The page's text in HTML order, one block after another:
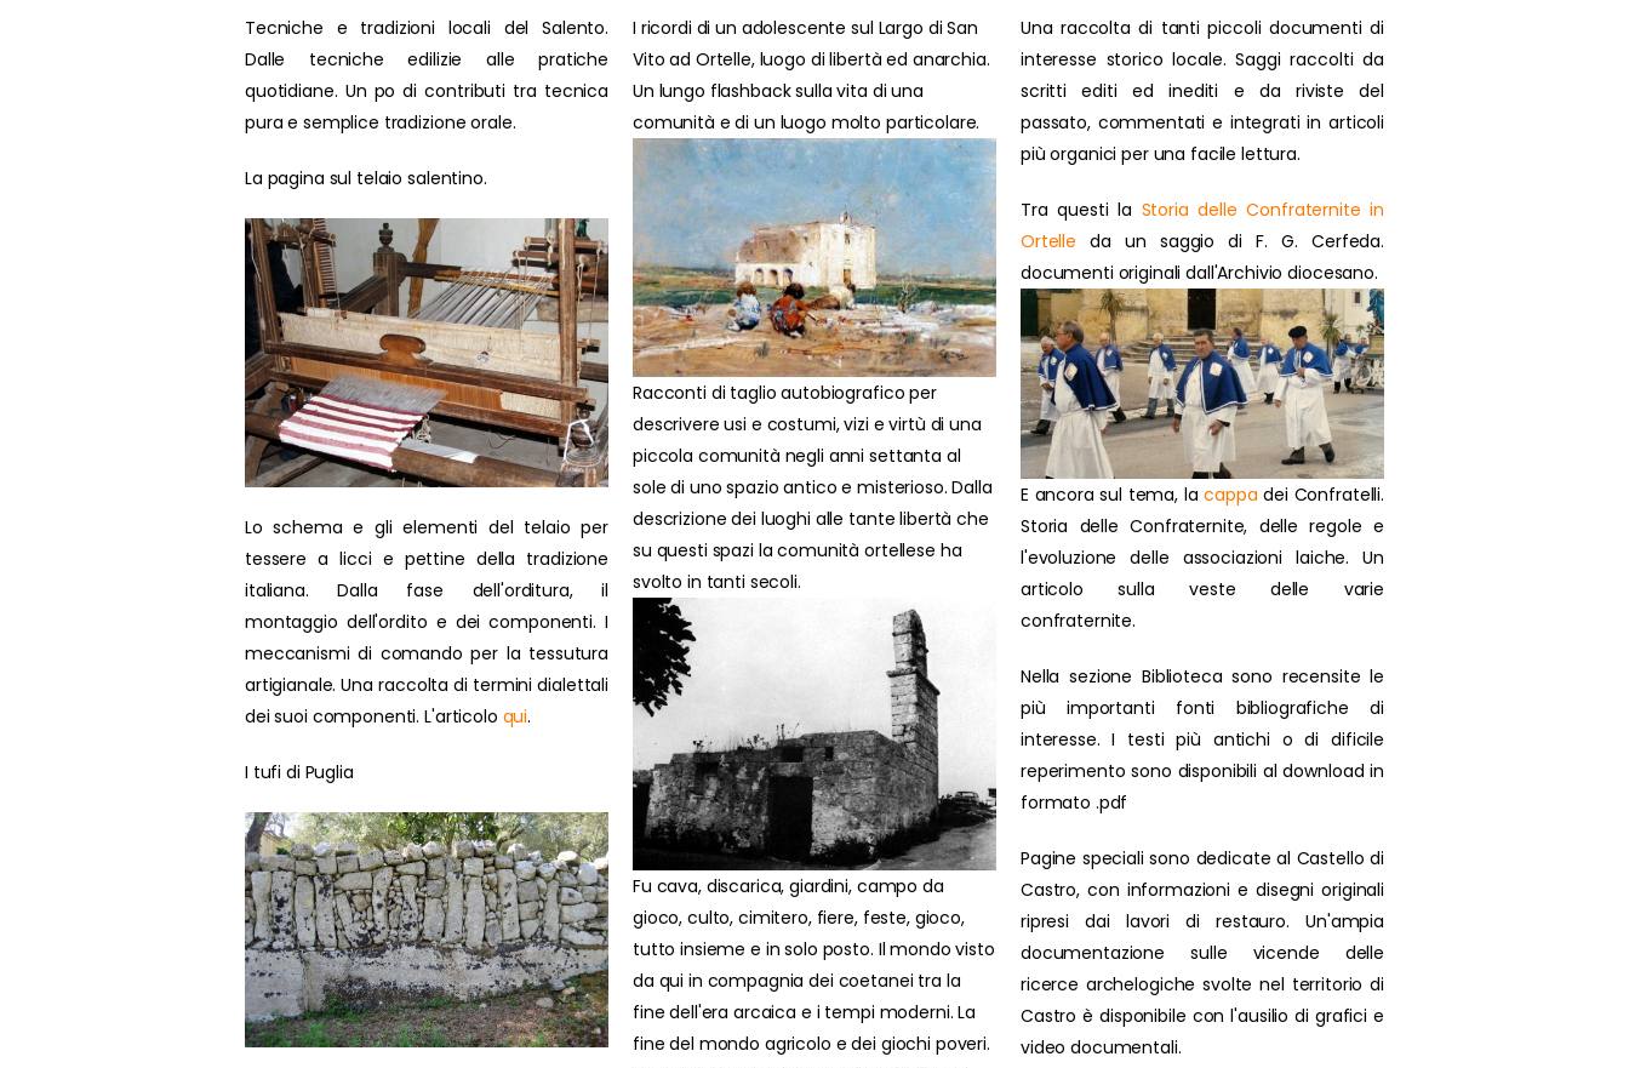
Tecniche e tradizioni locali del Salento.
Dalle tecniche edilizie alle pratiche
quotidiane. Un po di contributi tra tecnica
pura e semplice tradizione orale.
La pagina sul telaio salentino.
Lo schema e gli elementi del telaio per
tessere a licci e pettine della tradizione
italiana. Dalla fase dell'orditura, il
montaggio dell'ordito e dei componenti. I
meccanismi di comando per la tessutura
artigianale. Una raccolta di termini dialettali
dei suoi componenti. L'articolo qui.
I tufi di Puglia
I ricordi di un adolescente sul Largo di San
Vito ad Ortelle, luogo di libertà ed anarchia.
Un lungo flashback sulla vita di una
comunità e di un luogo molto particolare.
Racconti di taglio autobiografico per
descrivere usi e costumi, vizi e virtù di una
piccola comunità negli anni settanta al
sole di uno spazio antico e misterioso. Dalla
descrizione dei luoghi alle tante libertà che
su questi spazi la comunità ortellese ha
svolto in tanti secoli.
Fu cava, discarica, giardini, campo da
gioco, culto, cimitero, fiere, feste, gioco,
tutto insieme e in solo posto. Il mondo visto
da qui in compagnia dei coetanei tra la
fine dell'era arcaica e i tempi moderni. La
fine del mondo agricolo e dei giochi poveri.
Una raccolta di tanti piccoli documenti di
interesse storico locale. Saggi raccolti da
scritti editi ed inediti e da riviste del
passato, commentati e integrati in articoli
più organici per una facile lettura.
Tra questi la Storia delle Confraternite in
Ortelle da un saggio di F. G. Cerfeda.
documenti originali dall'Archivio diocesano.
E ancora sul tema, lacappa dei Confratelli.
Storia delle Confraternite, delle regole e
l'evoluzione delle associazioni laiche. Un
articolo sulla veste delle varie
confraternite.
Nella sezione Biblioteca sono recensite le
più importanti fonti bibliografiche di
interesse. I testi più antichi o di dificile
reperimento sono disponibili al download in
formato .pdf
Pagine speciali sono dedicate al Castello di
Castro, con informazioni e disegni originali
ripresi dai lavori di restauro. Un'ampia
documentazione sulle vicende delle
ricerce archelogiche svolte nel territorio di
Castro è disponibile con l'ausilio di grafici e
video documentali.